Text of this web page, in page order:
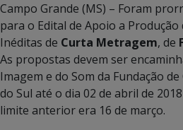
Campo Grande (MS) – Foram
para o Edital de Apoio a
Inéditas de Curta Metragem, de
As propostas devem ser
Imagem e do Som da Fundação
do Sul até o dia 02 de abril de
limite anterior era 16 de março.